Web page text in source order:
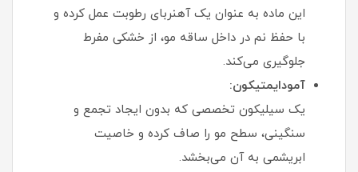
این ماده به عنوان یک آهنربای رطوبت عمل کرده و
با حفظ نم در داخل ساقه مو، از خشکی مفرط
جلوگیری می‌کند.
آمودایمتیکون:
یک سیلیکون تخصصی که بدون ایجاد تجمع و
سنگینی، سطح مو را صاف کرده و خاصیت
ابریشمی به آن می‌بخشد.